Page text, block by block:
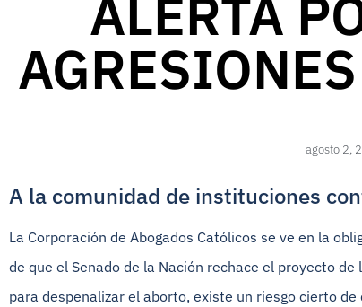
ALERTA
agosto 2,
A la comunidad de instituciones
La Corporación de Abogados Católicos se ve en la
de que el Senado de la Nación rechace el proyecto
para despenalizar el aborto, existe un riesgo cierto